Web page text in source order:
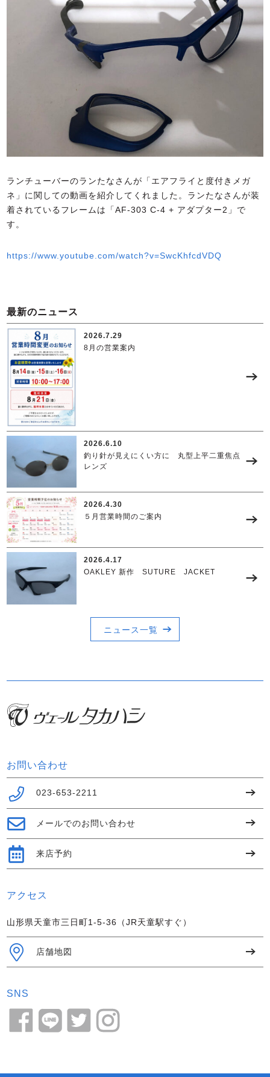
ランチューバーのランたなさんが「エアフライと度付きメガ
ネ」に関しての動画を紹介してくれました。ランたなさんが装
着されているフレームは「AF-303 C-4 + アダプター2」で
す。
https://www.youtube.com/watch?v=SwcKhfcdVDQ
最新のニュース
2026.7.29
8月の営業案内
2026.6.10
釣り針が見えにくい方に 丸型上平二重焦点
レンズ
2026.4.30
５月営業時間のご案内
2026.4.17
OAKLEY 新作 SUTURE JACKET
ニュース一覧
お問い合わせ
023-653-2211
メールでのお問い合わせ
来店予約
アクセス
山形県天童市三日町1-5-36（JR天童駅すぐ）
店舗地図
SNS